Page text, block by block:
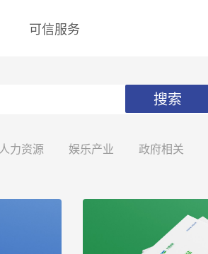
可信服务
搜索
人力资源 娱乐产业 政府相关